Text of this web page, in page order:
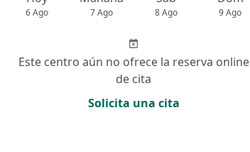
6 Ago 7 Ago 8 Ago 9 Ago
Este centro aún no ofrece la reserva online
de cita
Solicita una cita